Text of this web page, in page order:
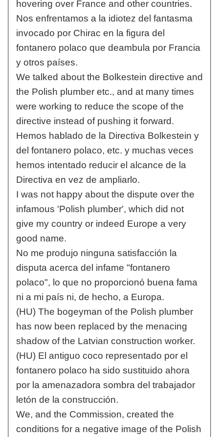
hovering over France and other countries.
Nos enfrentamos a la idiotez del fantasma
invocado por Chirac en la figura del
fontanero polaco que deambula por Francia
y otros países.
We talked about the Bolkestein directive and
the Polish plumber etc., and at many times
were working to reduce the scope of the
directive instead of pushing it forward.
Hemos hablado de la Directiva Bolkestein y
del fontanero polaco, etc. y muchas veces
hemos intentado reducir el alcance de la
Directiva en vez de ampliarlo.
I was not happy about the dispute over the
infamous 'Polish plumber', which did not
give my country or indeed Europe a very
good name.
No me produjo ninguna satisfacción la
disputa acerca del infame "fontanero
polaco", lo que no proporcionó buena fama
ni a mi país ni, de hecho, a Europa.
(HU) The bogeyman of the Polish plumber
has now been replaced by the menacing
shadow of the Latvian construction worker.
(HU) El antiguo coco representado por el
fontanero polaco ha sido sustituido ahora
por la amenazadora sombra del trabajador
letón de la construcción.
We, and the Commission, created the
conditions for a negative image of the Polish